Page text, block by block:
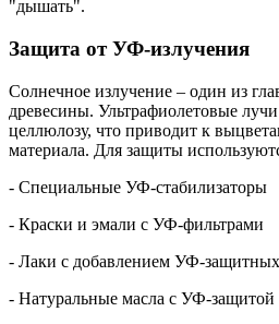
"дышать".
Защита от УФ-излучения
Солнечное излучение – один из
древесины. Ультрафиолетовые
целлюлозу, что приводит к
материала. Для защиты
- Специальные УФ-стабилизаторы
- Краски и эмали с УФ-фильтрами
- Лаки с добавлением УФ-
- Натуральные масла с УФ-защитой